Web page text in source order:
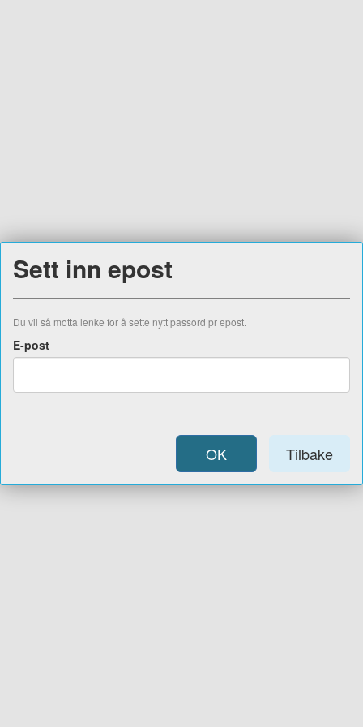
Sett inn epost
Du vil så motta lenke for å sette nytt passord pr epost.
E-post
OK Tilbake